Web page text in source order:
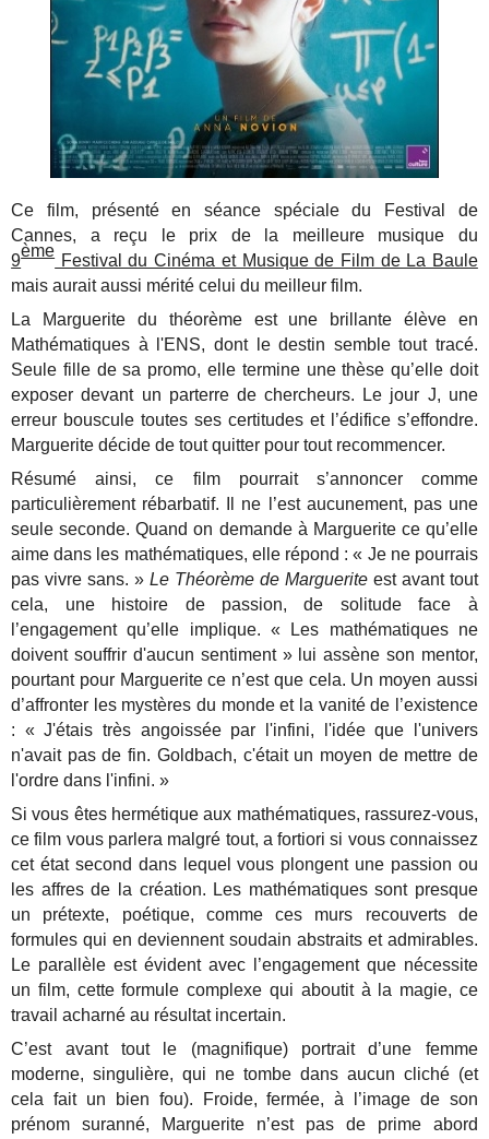
Ce film, présenté en séance spéciale du Festival de
Cannes, a reçu le prix de la meilleure musique du
9èmeFestival du Cinéma et Musique de Film de La Baule
mais aurait aussi mérité celui du meilleur film.
La Marguerite du théorème est une brillante élève en
Mathématiques à l'ENS, dont le destin semble tout tracé.
Seule fille de sa promo, elle termine une thèse qu’elle doit
exposer devant un parterre de chercheurs. Le jour J, une
erreur bouscule toutes ses certitudes et l’édifice s’effondre.
Marguerite décide de tout quitter pour tout recommencer.
Résumé ainsi, ce film pourrait s’annoncer comme
particulièrement rébarbatif. Il ne l’est aucunement, pas une
seule seconde. Quand on demande à Marguerite ce qu’elle
aime dans les mathématiques, elle répond : « Je ne pourrais
pas vivre sans. »Le Théorème de Marguerite est avant tout
cela, une histoire de passion, de solitude face à
l’engagement qu’elle implique. « Les mathématiques ne
doivent souffrir d'aucun sentiment » lui assène son mentor,
pourtant pour Marguerite ce n’est que cela. Un moyen aussi
d’affronter les mystères du monde et la vanité de l’existence
: « J'étais très angoissée par l'infini, l'idée que l'univers
n'avait pas de fin. Goldbach, c'était un moyen de mettre de
l'ordre dans l'infini. »
Si vous êtes hermétique aux mathématiques, rassurez-vous,
ce film vous parlera malgré tout, a fortiori si vous connaissez
cet état second dans lequel vous plongent une passion ou
les affres de la création. Les mathématiques sont presque
un prétexte, poétique, comme ces murs recouverts de
formules qui en deviennent soudain abstraits et admirables.
Le parallèle est évident avec l’engagement que nécessite
un film, cette formule complexe qui aboutit à la magie, ce
travail acharné au résultat incertain.
C’est avant tout le (magnifique) portrait d’une femme
moderne, singulière, qui ne tombe dans aucun cliché (et
cela fait un bien fou). Froide, fermée, à l’image de son
prénom suranné, Marguerite n’est pas de prime abord